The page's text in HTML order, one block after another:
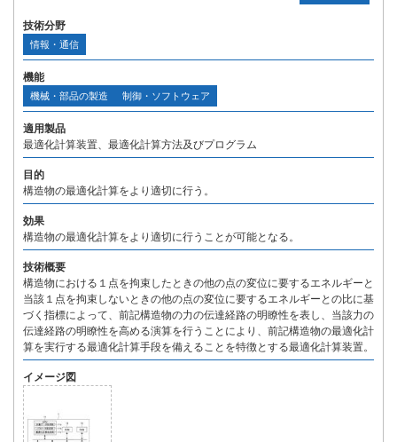
技術分野
情報・通信
機能
機械・部品の製造 制御・ソフトウェア
適用製品
最適化計算装置、最適化計算方法及びプログラム
目的
構造物の最適化計算をより適切に行う。
効果
構造物の最適化計算をより適切に行うことが可能となる。
技術概要
構造物における１点を拘束したときの他の点の変位に要するエネルギーと
当該１点を拘束しないときの他の点の変位に要するエネルギーとの比に基
づく指標によって、前記構造物の力の伝達経路の明瞭性を表し、当該力の
伝達経路の明瞭性を高める演算を行うことにより、前記構造物の最適化計
算を実行する最適化計算手段を備えることを特徴とする最適化計算装置。
イメージ図